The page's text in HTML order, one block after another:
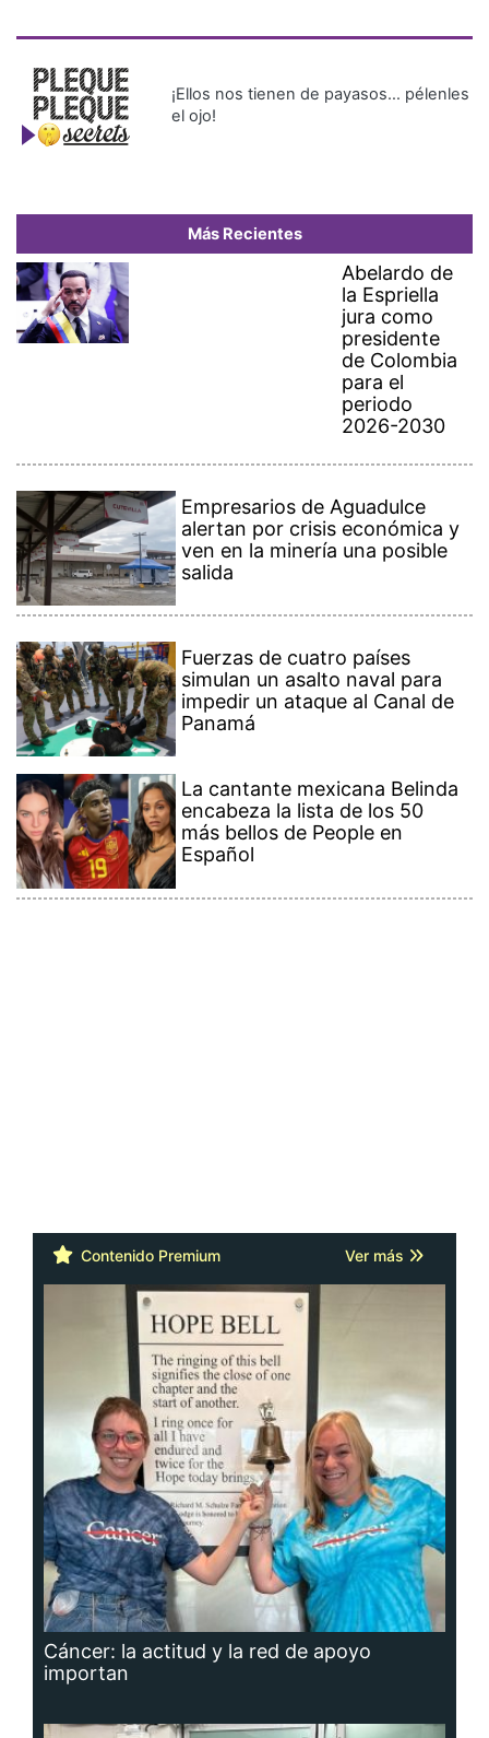
¡Ellos nos tienen de payasos… pélenles
el ojo!
Más Recientes
Abelardo de
la Espriella
jura como
presidente
de Colombia
para el
periodo
2026-2030
Empresarios de Aguadulce
alertan por crisis económica y
ven en la minería una posible
salida
Fuerzas de cuatro países
simulan un asalto naval para
impedir un ataque al Canal de
Panamá
La cantante mexicana Belinda
encabeza la lista de los 50
más bellos de People en
Español
Contenido Premium Ver más
Cáncer: la actitud y la red de apoyo
importan